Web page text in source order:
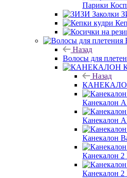
Парики
Назад
Волосы для
Назад
Канекалон
Канекалон
Канекалон
Канекалон 2
Канекалон 2